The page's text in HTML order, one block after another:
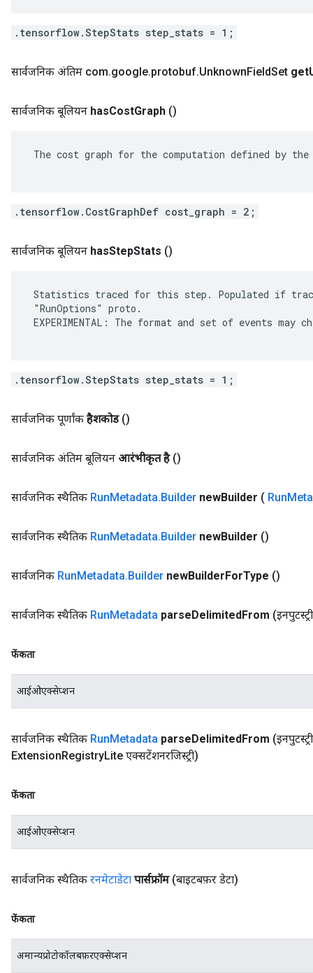
.tensorflow.StepStats step_stats = 1;
सार्वजनिक अंतिम com.google.protobuf.UnknownFieldSet get
सार्वजनिक बूलियन hasCostGraph ()
The cost graph for the computation defined by
.tensorflow.CostGraphDef cost_graph = 2;
सार्वजनिक बूलियन hasStepStats ()
Statistics traced for this step. Populated if
"RunOptions" proto.
EXPERIMENTAL: The format and set of events
.tensorflow.StepStats step_stats = 1;
सार्वजनिक पूर्णांक हैशकोड ()
सार्वजनिक अंतिम बूलियन आरंभीकृत है ()
सार्वजनिक स्थैतिक RunMetadata.Builder newBuilder ( Run
सार्वजनिक स्थैतिक RunMetadata.Builder newBuilder ()
सार्वजनिक RunMetadata.Builder newBuilderForType ()
सार्वजनिक स्थैतिक RunMetadata parseDelimitedFrom
फेंकता
आईओएक्सेप्शन
सार्वजनिक स्थैतिक RunMetadata parseDelimitedFrom
ExtensionRegistryLite एक्सटेंशनरजिस्ट्री)
फेंकता
आईओएक्सेप्शन
सार्वजनिक स्थैतिक रनमेटाडेटा पार्सफ्रॉम (बाइटबफ़र डेटा)
फेंकता
अमान्यप्रोटोकॉलबफ़रएक्सेप्शन